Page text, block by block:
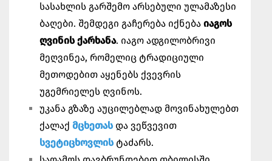
სასახლის გარშემო არსებული ულამაზესი
ბაღები. შემდეგი გაჩერება იქნება იაგოს
ღვინის ქარხანა. იაგო ადგილობრივი
მეღვინეა, რომელიც ტრადიციული
მეთოდებით აყენებს ქვევრის
უგემრიელეს ღვინოს.
უკანა გზაზე აუცილებლად მოვინახულებთ
ქალაქ მცხეთას და ვეწვევით
სვეტიცხოვლის ტაძარს.